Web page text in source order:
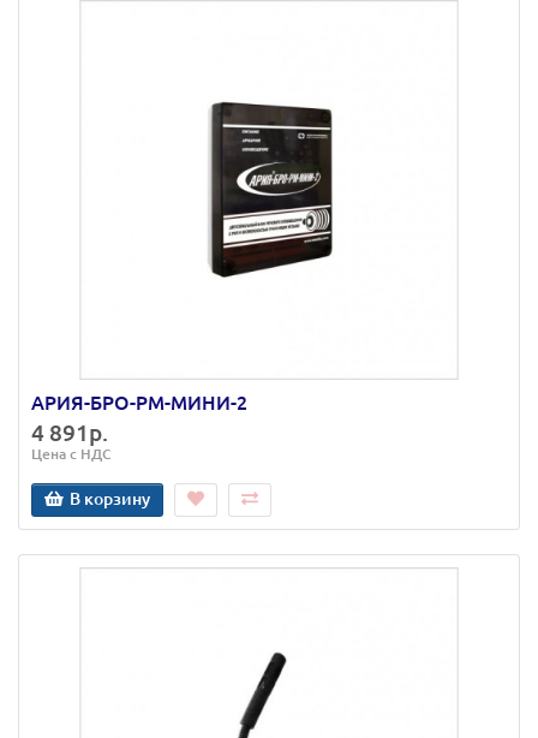
АРИЯ-БРО-РМ-МИНИ-2
4 891р.
Цена с НДС
В корзину